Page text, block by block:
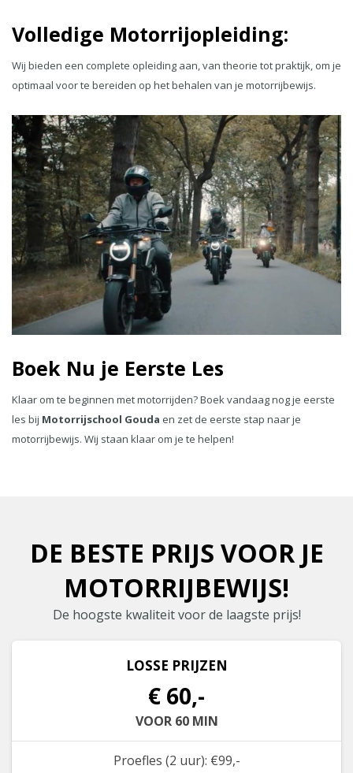
Volledige Motorrijopleiding:
Wij bieden een complete opleiding aan, van theorie tot praktijk, om je
optimaal voor te bereiden op het behalen van je motorrijbewijs.
Boek Nu je Eerste Les
Klaar om te beginnen met motorrijden? Boek vandaag nog je eerste
les bij Motorrijschool Gouda en zet de eerste stap naar je
motorrijbewijs. Wij staan klaar om je te helpen!
DE BESTE PRIJS VOOR JE
MOTORRIJBEWIJS!
De hoogste kwaliteit voor de laagste prijs!
LOSSE PRIJZEN
€ 60,-
VOOR 60 MIN
Proefles (2 uur): €99,-